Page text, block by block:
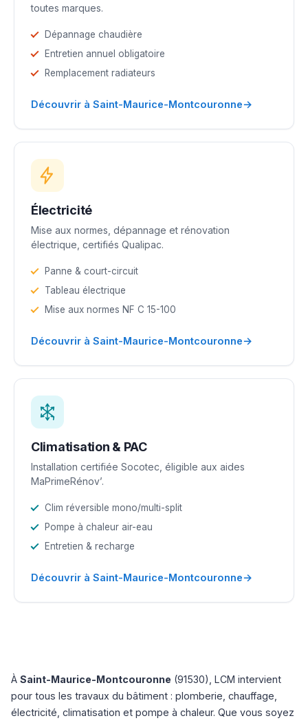
toutes marques.
Dépannage chaudière
Entretien annuel obligatoire
Remplacement radiateurs
Découvrir à Saint-Maurice-Montcouronne→
Électricité
Mise aux normes, dépannage et rénovation
électrique, certifiés Qualipac.
Panne & court-circuit
Tableau électrique
Mise aux normes NF C 15-100
Découvrir à Saint-Maurice-Montcouronne→
Climatisation & PAC
Installation certifiée Socotec, éligible aux aides
MaPrimeRénov’.
Clim réversible mono/multi-split
Pompe à chaleur air-eau
Entretien & recharge
Découvrir à Saint-Maurice-Montcouronne→
À Saint-Maurice-Montcouronne (91530), LCM intervient
pour tous les travaux du bâtiment : plomberie, chauffage,
électricité, climatisation et pompe à chaleur. Que vous soyez